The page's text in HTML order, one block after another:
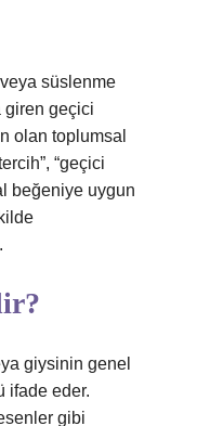
süslenme
giren geçici
olan toplumsal
“geçici
beğeniye uygun
giysinin genel
ifade eder.
gibi